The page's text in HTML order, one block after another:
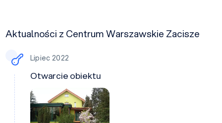
Aktualności z Centrum Warszawskie Zacisze
Lipiec 2022
Otwarcie obiektu